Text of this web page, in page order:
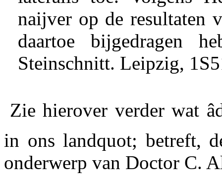
naijver op de resultaten
daartoe bijgedragen
Steinschnitt. Leipzig,
Zie hierover verder wat
in ons landquot; betreft,
onderwerp van Doctor C.